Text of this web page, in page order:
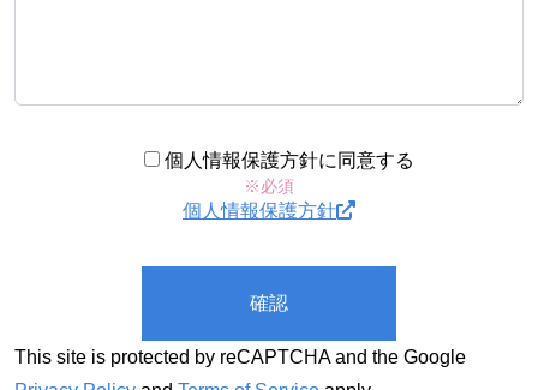
個人情報保護方針に同意する
※必須
個人情報保護方針
This site is protected by reCAPTCHA and the Google